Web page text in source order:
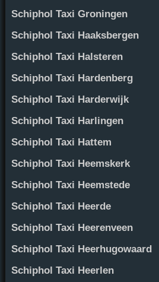
Schiphol Taxi Groningen
Schiphol Taxi Haaksbergen
Schiphol Taxi Halsteren
Schiphol Taxi Hardenberg
Schiphol Taxi Harderwijk
Schiphol Taxi Harlingen
Schiphol Taxi Hattem
Schiphol Taxi Heemskerk
Schiphol Taxi Heemstede
Schiphol Taxi Heerde
Schiphol Taxi Heerenveen
Schiphol Taxi Heerhugowaard
Schiphol Taxi Heerlen